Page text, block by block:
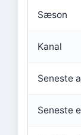
Sæson
Kanal
Seneste
Seneste